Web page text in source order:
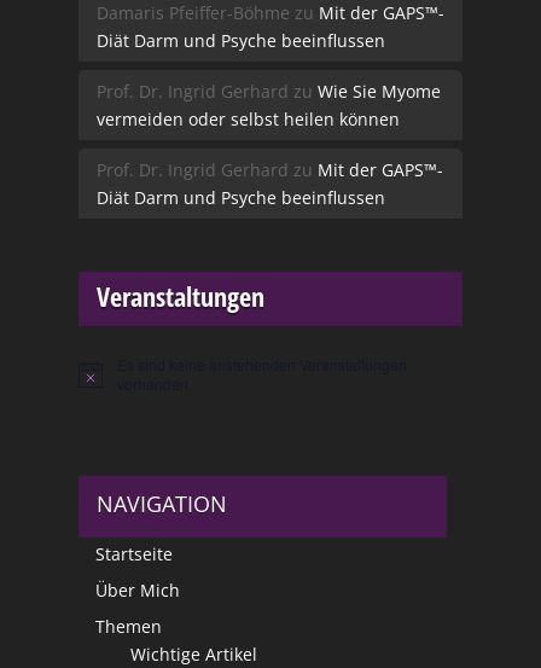
Damaris Pfeiffer-Böhme zu Mit der GAPS™-
Diät Darm und Psyche beeinflussen
Prof. Dr. Ingrid Gerhard zu Wie Sie Myome
vermeiden oder selbst heilen können
Prof. Dr. Ingrid Gerhard zu Mit der GAPS™-
Diät Darm und Psyche beeinflussen
Veranstaltungen
Hinweis
NAVIGATION
Startseite
Über Mich
Themen
Wichtige Artikel